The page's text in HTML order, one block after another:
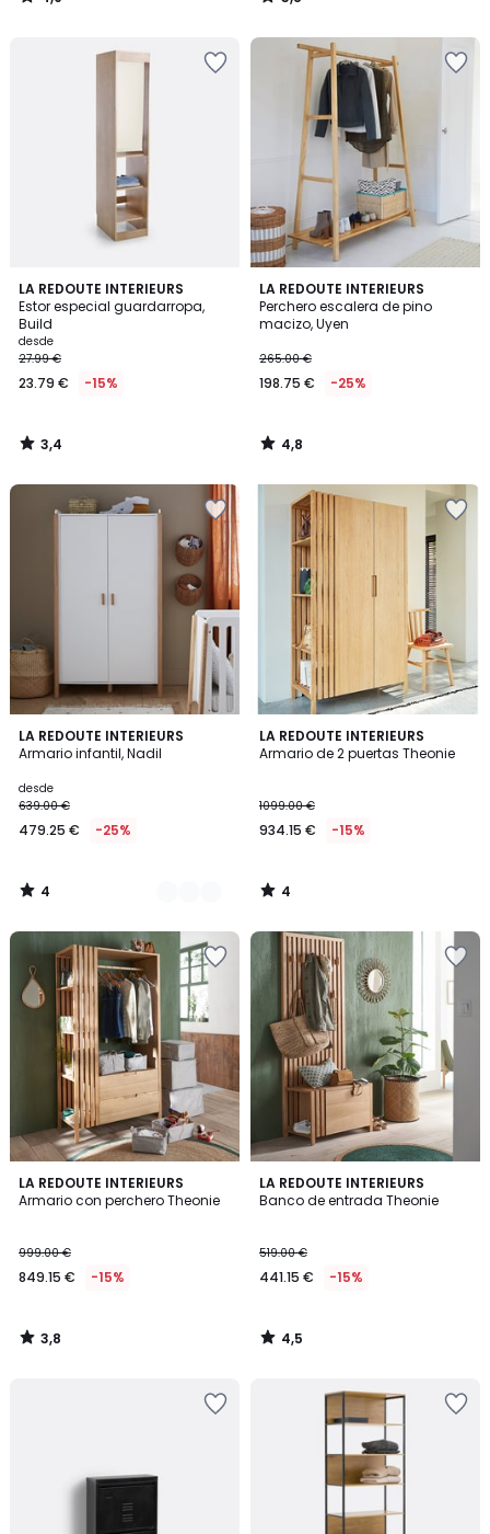
/
/
LA REDOUTE INTERIEURS
Estor especial guardarropa,
Build
desde
27.99 €
23.79 € -15%
3,4
/ 5
3,4
/
LA REDOUTE INTERIEURS
Perchero escalera de pino
macizo, Uyen
265.00 €
198.75 € -25%
4,8
/ 5
4,8
/
LA REDOUTE INTERIEURS
Armario infantil, Nadil
desde
639.00 €
479.25 € -25%
4
/
2
Colores
4
/
LA REDOUTE INTERIEURS
Armario de 2 puertas Theonie
1099.00 €
934.15 € -15%
4
/
4
/
LA REDOUTE INTERIEURS
Armario con perchero Theonie
999.00 €
849.15 € -15%
3,8
/ 5
3,8
/
LA REDOUTE INTERIEURS
Banco de entrada Theonie
519.00 €
441.15 € -15%
4,5
/ 5
4,5
/